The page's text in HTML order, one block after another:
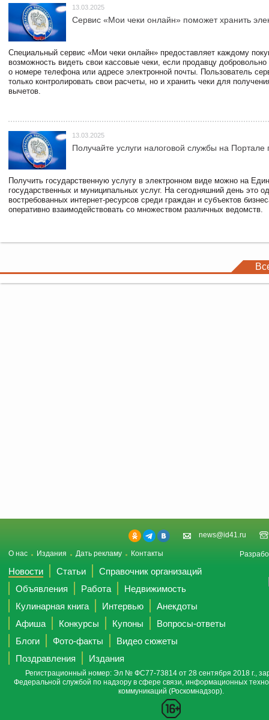
13.03.2025
Сервис «Мои чеки онлайн» поможет хранить
Специальный сервис «Мои чеки онлайн» предоставляет каждому
возможность видеть свои кассовые чеки, если продавцу
о номере телефона или адресе электронной почты. Пользователь
только контролировать свои расчеты, но и хранить чеки для
вычетов.
13.03.2025
Получайте услуги налоговой службы на Портале
Получить государственную услугу в электронном виде можно на
государственных и муниципальных услуг. На сегодняшний день это
востребованных интернет-ресурсов среди граждан и субъектов
оперативно взаимодействовать со множеством различных ведомств.
news@id41.ru
О нас Издания Дать рекламу Контакты
Новости Статьи
Справочник организаций
Объявления
Работа
Недвижимость
Кулинарная книга
Интервью
Анекдоты
Афиша
Конкурсы Купоны
Вопросы-ответы
Блоги
Фото-факты
Видео сюжеты
Поздравления
Издания
Регистрационный номер: Эл № ФС77-73814 от 28 сентября 2018 г.,
Федеральной службой по надзору в сфере связи, информационных
коммуникаций (Роскомнадзор).